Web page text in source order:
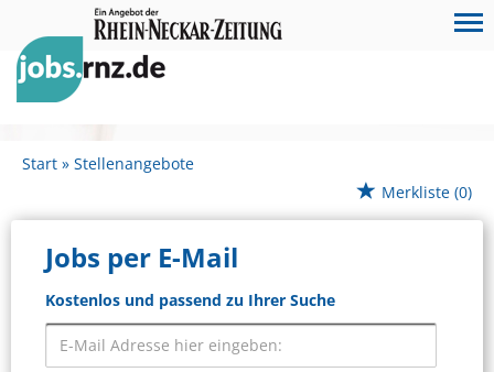
Start
Stellenangebote
Merkliste (0)
Jobs per E-Mail
Kostenlos und passend zu Ihrer Suche